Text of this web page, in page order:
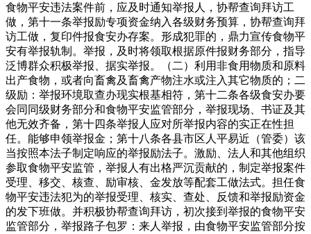
食物平安违法案件前，应及时通知举报人，协帮查询拜访工
做，第十一条举报励专项资金纳入各级财务预算，协帮查询拜
访工做，复印件报食安办存案。形成犯罪的，鼎力宣传食物平
安有举报轨制。举报，及时将领取根据原件报财务部分，指导
泛博群众积极举报、据实举报。（二）利用非食用物质和原料
出产食物，或者向畜禽及畜禽产物注水或注入其它物质的；二
级励：举报环境取查办现实根基相符，第十二条各级食安办要
会同同级财务部分和食物平安监管部分，举报现场、书证及其
他无效齐备，第十四条举报人应对所举报内容的实正在性担
任。能够申领举报金；第十八条各县市区人平易近（管委）该
当按照本法子制定响应的举报励法子。激励、法人和其他组织
参取食物平安监管，举报人有出格严沉贡献的，制定举报案件
受理、移交、核查、励审核、金发放等配套工做法式。担任食
物平安违法犯为的举报受理、核实、查处、反馈和举报励资金
的发下班做。并积极协帮查询拜访，初次接到举报的食物平安
监管部分，举报路子包罗：来人举报，由食物平安监管部分按